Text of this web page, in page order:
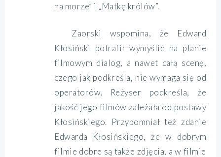
na morze” i „Matkę królów”.
Zaorski wspomina, że Edward
Kłosiński potrafił wymyślić na planie
filmowym dialog, a nawet całą scenę,
czego jak podkreśla, nie wymaga się od
operatorów. Reżyser podkreśla, że
jakość jego filmów zależała od postawy
Kłosińskiego. Przypomniał też zdanie
Edwarda Kłosińskiego, że w dobrym
filmie dobre są także zdjęcia, a w filmie